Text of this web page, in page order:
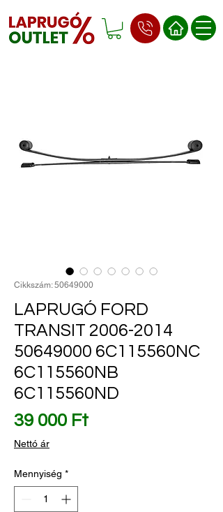
Cikkszám: 50649000
LAPRUGÓ FORD
TRANSIT 2006-2014
50649000 6C115560NC
6C115560NB
6C115560ND
39 000 FtÁr
Nettó ár
Mennyiség *